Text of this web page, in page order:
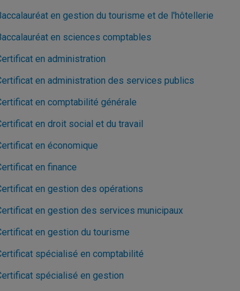
en gestion du tourisme et de l'hôtellerie
en sciences comptables
en administration
en administration des services publics
en comptabilité générale
en droit social et du travail
en économique
en finance
en gestion des opérations
en gestion des services municipaux
en gestion du tourisme
spécialisé en comptabilité
spécialisé en gestion